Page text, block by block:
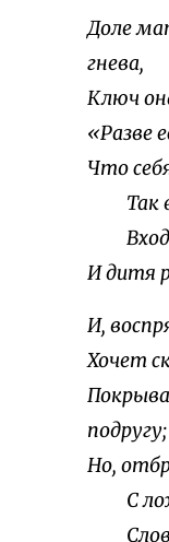
Доле
гнева,
Ключ
«Разве
Что
Так
И дитя
И,
Хочет
подругу;
Но,
С